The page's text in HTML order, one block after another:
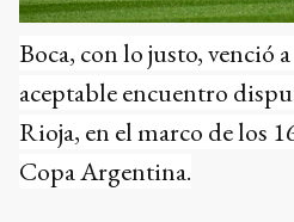
Boca, con lo justo, venció
aceptable encuentro
Rioja, en el marco de los
Copa Argentina.